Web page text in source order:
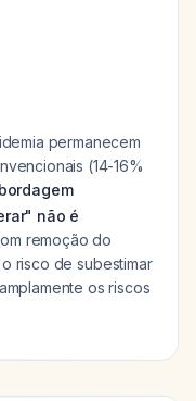
permanecem
(14-16%
não é
remoção do
risco de subestimar
os riscos